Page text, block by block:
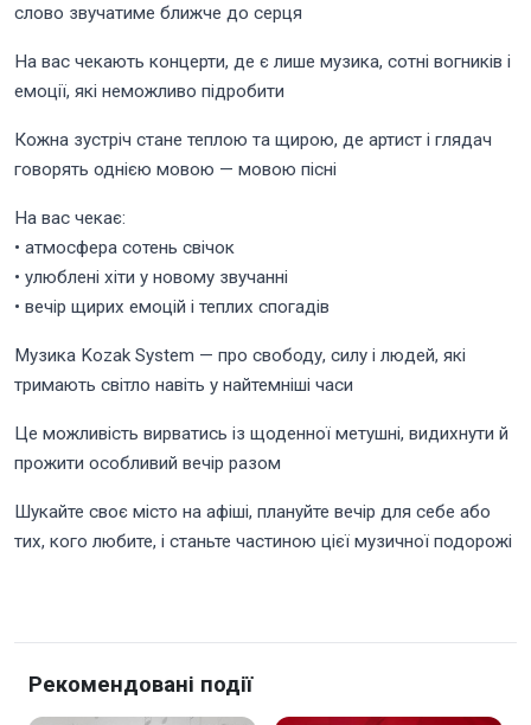
слово звучатиме ближче до серця
На вас чекають концерти, де є лише музика, сотні вогників і
емоції, які неможливо підробити
Кожна зустріч стане теплою та щирою, де артист і глядач
говорять однією мовою — мовою пісні
На вас чекає:
• атмосфера сотень свічок
• улюблені хіти у новому звучанні
• вечір щирих емоцій і теплих спогадів
Музика Kozak System — про свободу, силу і людей, які
тримають світло навіть у найтемніші часи
Це можливість вирватись із щоденної метушні, видихнути й
прожити особливий вечір разом
Шукайте своє місто на афіші, плануйте вечір для себе або
тих, кого любите, і станьте частиною цієї музичної подорожі
Рекомендовані події